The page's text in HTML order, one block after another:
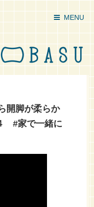
MENU
開脚が柔らか
#家で一緒に